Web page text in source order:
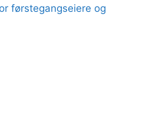
førstegangseiere og